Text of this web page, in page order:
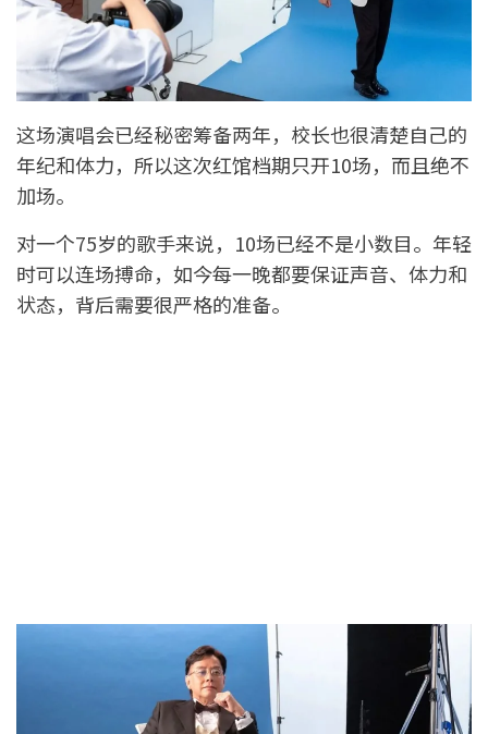
这场演唱会已经秘密筹备两年，校长也很清楚自己的
年纪和体力，所以这次红馆档期只开10场，而且绝不
加场。
对一个75岁的歌手来说，10场已经不是小数目。年轻
时可以连场搏命，如今每一晚都要保证声音、体力和
状态，背后需要很严格的准备。